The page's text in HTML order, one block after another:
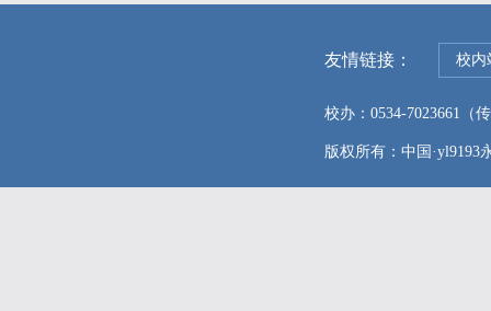
友情链接： 校内
校办：0534-7023661（
版权所有：中国·yl9193